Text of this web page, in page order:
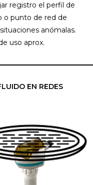
registro el perfil de
o punto de red de
anómalas.
uso aprox.
EN REDES